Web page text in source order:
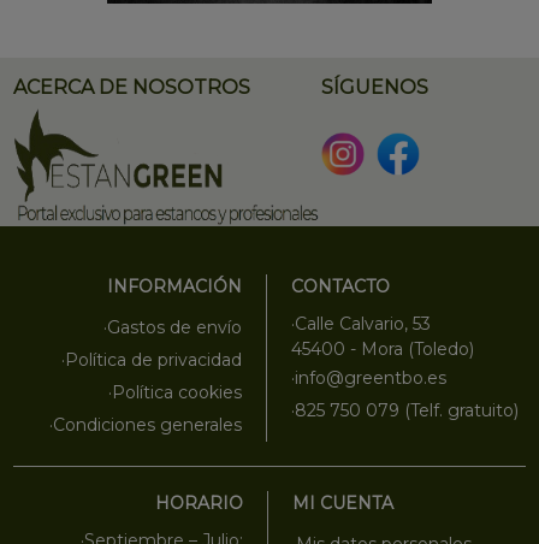
ACERCA DE NOSOTROS SÍGUENOS
INFORMACIÓN
·Gastos de envío
·Política de privacidad
·Política cookies
·Condiciones generales
CONTACTO
·Calle Calvario, 53
45400 - Mora (Toledo)
·info@greentbo.es
·825 750 079 (Telf. gratuito)
HORARIO
MI CUENTA